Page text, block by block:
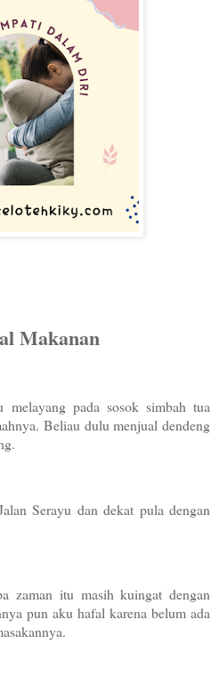
Makanan
melayang pada sosok simbah tua
Beliau dulu menjual dendeng
Serayu dan dekat pula dengan
zaman itu masih kuingat dengan
pun aku hafal karena belum ada